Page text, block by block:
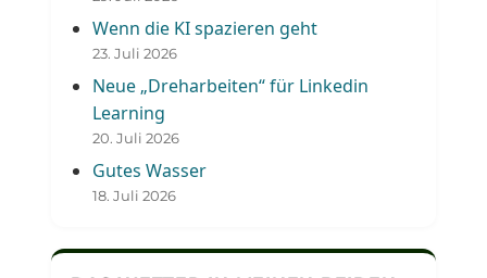
Wenn die KI spazieren geht
23. Juli 2026
Neue „Dreharbeiten“ für Linkedin
Learning
20. Juli 2026
Gutes Wasser
18. Juli 2026